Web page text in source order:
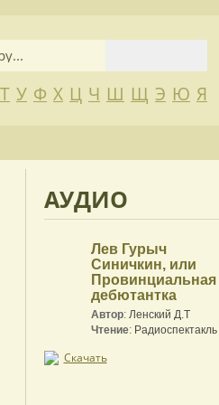
Т У Ф Х Ц Ч Ш Щ Э Ю Я
АУДИО
Лев Гурыч
Синичкин, или
Провинциальная
дебютантка
Автор: Ленский Д.Т
Чтение: Радиоспектакль
Скачать